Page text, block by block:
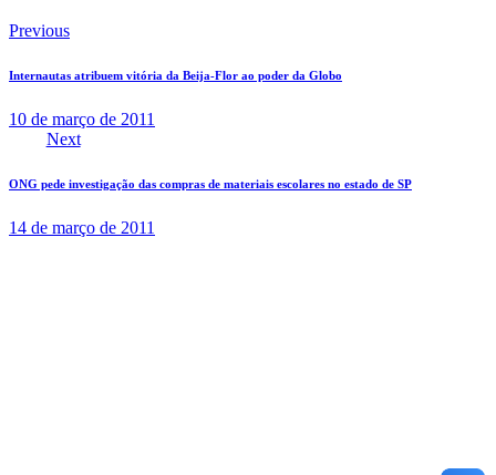
Previous
Internautas atribuem vitória da Beija-Flor ao poder da Globo
10 de março de 2011
Next
ONG pede investigação das compras de materiais escolares no estado de SP
14 de março de 2011